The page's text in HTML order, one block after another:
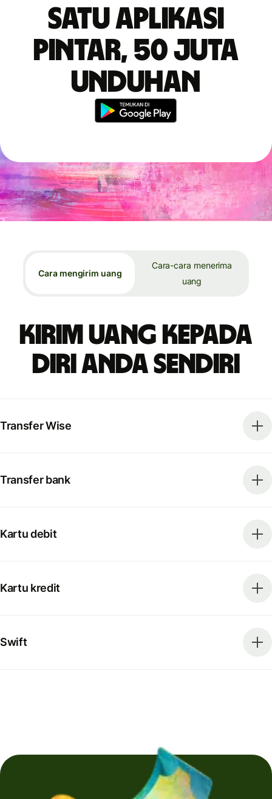
Satu aplikasi
pintar, 50 juta
unduhan
Cara mengirim uang
Cara-cara menerima
uang
Kirim uang kepada
diri Anda sendiri
Transfer Wise
Transfer bank
Kartu debit
Kartu kredit
Swift